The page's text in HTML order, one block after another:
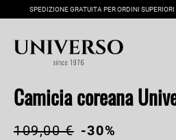
SPEDIZIONE GRATUITA PER ORDINI
Camicia coreana
109,00 € -30%